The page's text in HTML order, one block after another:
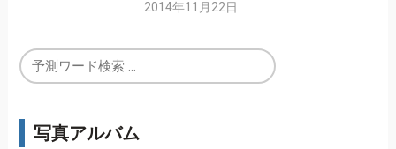
2014年11月22日
写真アルバム